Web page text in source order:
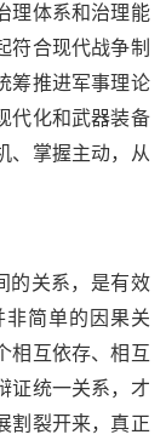
理体系和治理能
符合现代战争制
筹推进军事理论
代化和武器装备
、掌握主动，从
的关系，是有效
简单的因果关
相互依存、相互
证统一关系，才
割裂开来，真正